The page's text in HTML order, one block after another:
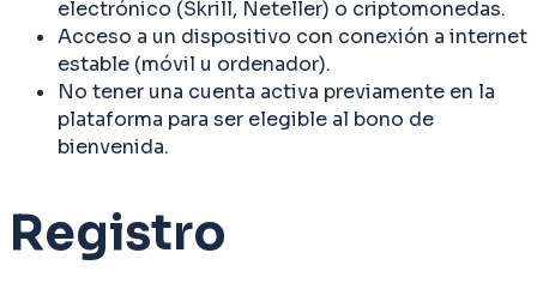
electrónico (Skrill, Neteller) o criptomonedas.
Acceso a un dispositivo con conexión a internet
estable (móvil u ordenador).
No tener una cuenta activa previamente en la
plataforma para ser elegible al bono de
bienvenida.
Registro